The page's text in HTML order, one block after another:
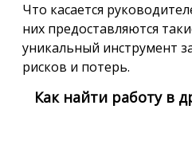
Что касается
них предоставляются
уникальный инструмент
рисков и потерь.
Как найти работу в